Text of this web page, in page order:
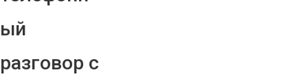
ый
разговор с